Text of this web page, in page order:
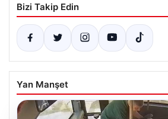
Bizi Takip Edin
Yan Manşet